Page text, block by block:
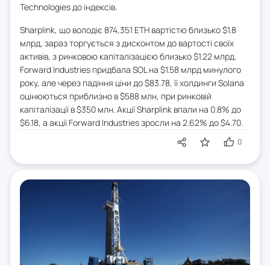
Technologies до індексів.
Sharplink, що володіє 874,351 ETH вартістю близько $1.8
млрд, зараз торгується з дисконтом до вартості своїх
активів, з ринковою капіталізацією близько $1.22 млрд.
Forward Industries придбала SOL на $1.58 млрд минулого
року, але через падіння ціни до $83.78, її холдинги Solana
оцінюються приблизно в $588 млн, при ринковій
капіталізації в $350 млн. Акції Sharplink впали на 0.8% до
$6.18, а акції Forward Industries зросли на 2.62% до $4.70.
0